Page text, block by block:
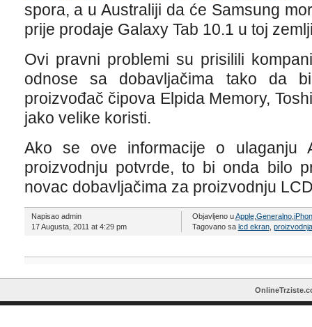
spora, a u Australiji da će Samsung
prije prodaje Galaxy Tab 10.1 u toj
Ovi pravni problemi su prisilili
odnose sa dobavljačima tako da
proizvođač čipova Elpida Memory,
jako velike koristi.
Ako se ove informacije o ulaganju
proizvodnju potvrde, to bi onda bilo
novac dobavljačima za proizvodnju
Napisao admin
17 Augusta, 2011 at 4:29 pm
Objavljeno uApple, Generalno,
Tagovano sa lcd ekran, proizvodnja